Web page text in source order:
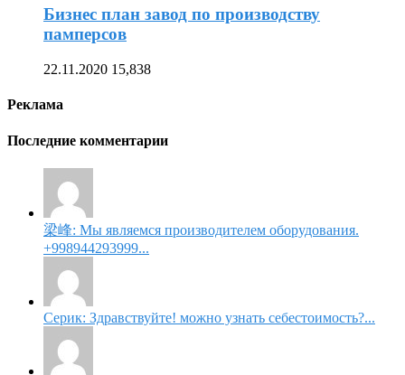
Бизнес план завод по производству
памперсов
22.11.2020 15,838
Реклама
Последние комментарии
梁峰: Мы являемся производителем оборудования.
+998944293999...
Серик: Здравствуйте! можно узнать себестоимость?...